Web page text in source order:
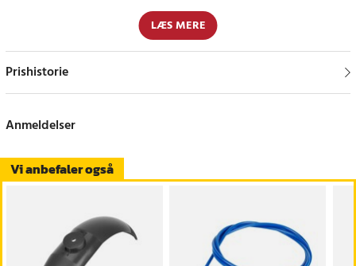
Forbedret bremsekraft og holdbarhed
Bremseskivens design sikrer jævn og effektiv bremsning, hvilket
forbedrer din sikkerhed og kontrol under kørslen. Stålmaterialet er
korrosionsbestandigt og kan modstå høje temperaturer, hvilket
sikrer lang levetid og pålidelighed.
Specifikationer
- Vægt: 128 g
Article number:112777
LÆS MERE
Prishistorie
Vi anbefaler også
Anmeldelser